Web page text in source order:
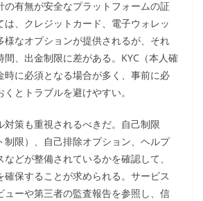
の有無が安全なプラットフォームの証
は、クレジットカード、電子ウォレッ
様なオプションが提供されるが、それ
間、出金制限に差がある。KYC（本人確
時に必須となる場合が多く、事前に必
とトラブルを避けやすい。
対策も重視されるべきだ。自己制限
制限）、自己排除オプション、ヘルプ
どが整備されているかを確認して、
確保することが求められる。サービス
ューや第三者の監査報告を参照し、信